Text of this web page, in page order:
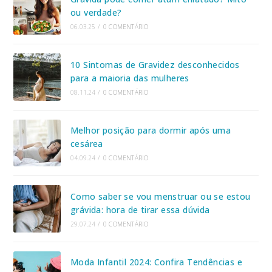
ou verdade?
06.03.25 / 0 COMENTÁRIO
10 Sintomas de Gravidez desconhecidos
para a maioria das mulheres
08.11.24 / 0 COMENTÁRIO
Melhor posição para dormir após uma
cesárea
04.09.24 / 0 COMENTÁRIO
Como saber se vou menstruar ou se estou
grávida: hora de tirar essa dúvida
29.07.24 / 0 COMENTÁRIO
Moda Infantil 2024: Confira Tendências e